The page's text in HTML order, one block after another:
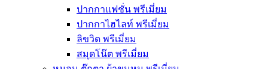
ปากกาแฟชั่น พรีเมี่ยม
ปากกาไฮไลท์ พรีเมี่ยม
ลิขวิด พรีเมี่ยม
สมุดโน๊ต พรีเมี่ยม